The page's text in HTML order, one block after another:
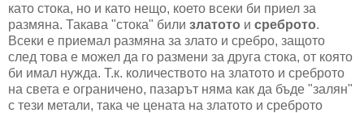
като стока, но и като нещо, което всеки би приел за
размяна. Такава "стока" били златото и среброто.
Всеки е приемал размяна за злато и сребро, защото
след това е можел да го размени за друга стока, от която
би имал нужда. Т.к. количеството на златото и среброто
на света е ограничено, пазарът няма как да бъде "залян"
с тези метали, така че цената на златото и среброто